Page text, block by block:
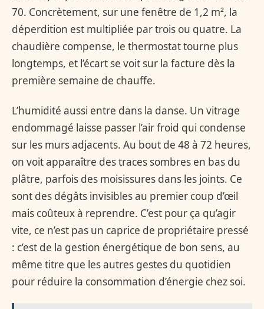
70. Concrètement, sur une fenêtre de 1,2 m², la
déperdition est multipliée par trois ou quatre. La
chaudière compense, le thermostat tourne plus
longtemps, et l’écart se voit sur la facture dès la
première semaine de chauffe.
L’humidité aussi entre dans la danse. Un vitrage
endommagé laisse passer l’air froid qui condense
sur les murs adjacents. Au bout de 48 à 72 heures,
on voit apparaître des traces sombres en bas du
plâtre, parfois des moisissures dans les joints. Ce
sont des dégâts invisibles au premier coup d’œil
mais coûteux à reprendre. C’est pour ça qu’agir
vite, ce n’est pas un caprice de propriétaire pressé
: c’est de la gestion énergétique de bon sens, au
même titre que les autres gestes du quotidien
pour réduire la consommation d’énergie chez soi.